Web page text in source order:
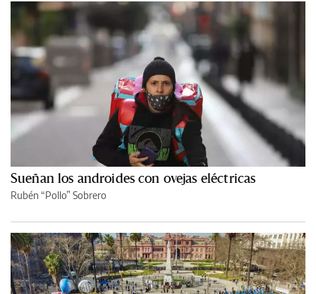
Sueñan los androides con ovejas eléctricas
Rubén “Pollo” Sobrero